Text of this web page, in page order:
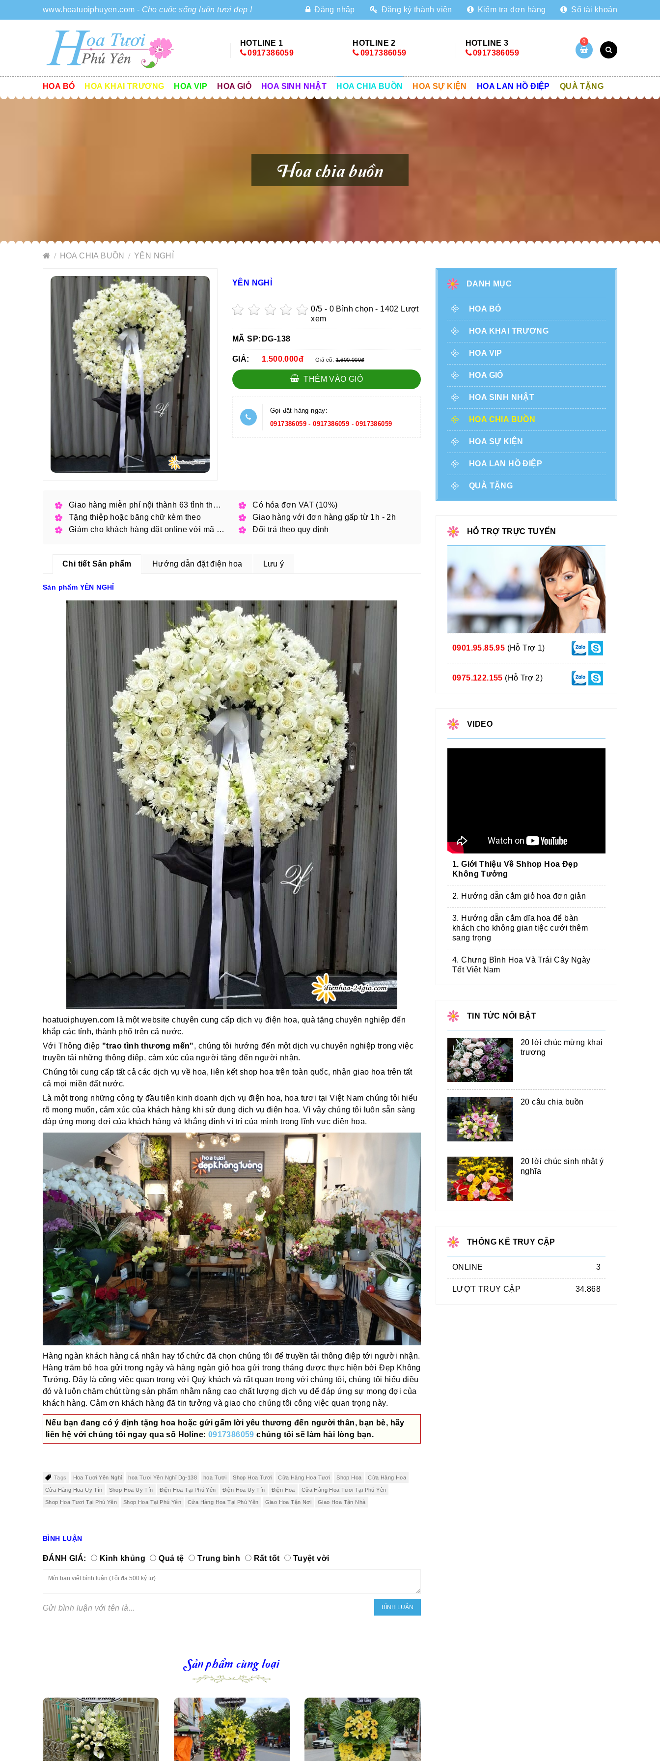
www.hoatuoiphuyen.com - Cho cuộc sống luôn tươi đẹp ! Đăng nhập Đăng ký thành viên Kiểm tra đơn hàng Số tài khoản
HOTLINE 1
0917386059
HOTLINE 2
0917386059
HOTLINE 3
0917386059
0
HOA BÓ HOA KHAI TRƯƠNG HOA VIP HOA GIỎ HOA SINH NHẬT HOA CHIA BUỒN HOA SỰ KIỆN HOA LAN HỒ ĐIỆP QUÀ TẶNG
Hoa chia buồn
HOA CHIA BUỒN YÊN NGHỈ
YÊN NGHỈ
0/5 - 0 Bình chọn - 1402 Lượt
xem
MÃ SP: DG-138
GIÁ: 1.500.000đ Giá cũ:1.600.000đ
THÊM VÀO GIỎ
Gọi đặt hàng ngay:
0917386059 -0917386059 -0917386059
Giao hàng miễn phí nội thành 63 tỉnh thành phố
Có hóa đơn VAT (10%)
Tặng thiệp hoặc băng chữ kèm theo
Giao hàng với đơn hàng gấp từ 1h - 2h
Giảm cho khách hàng đặt online với mã giảm giá
Đổi trả theo quy định
Chi tiết Sản phẩm Hướng dẫn đặt điện hoa Lưu ý
Sản phẩm YÊN NGHỈ
hoatuoiphuyen.com là một website chuyên cung cấp dịch vụ điện hoa, quà tặng chuyên nghiệp đến
khắp các tỉnh, thành phố trên cả nước.
Với Thông điệp "trao tình thương mến", chúng tôi hướng đến một dịch vụ chuyên nghiệp trong việc
truyền tải những thông điệp, cảm xúc của người tặng đến người nhận.
Chúng tôi cung cấp tất cả các dịch vụ về hoa, liên kết shop hoa trên toàn quốc, nhận giao hoa trên tất
cả mọi miền đất nước.
Là một trong những công ty đầu tiên kinh doanh dịch vụ điện hoa, hoa tươi tại Việt Nam chúng tôi hiểu
rõ mong muốn, cảm xúc của khách hàng khi sử dụng dịch vụ điện hoa. Vì vậy chúng tôi luôn sẵn sàng
đáp ứng mong đợi của khách hàng và khẳng định ví trí của mình trong lĩnh vực điện hoa.
Hàng ngàn khách hàng cá nhân hay tổ chức đã chọn chúng tôi để truyền tải thông điệp tới người nhận.
Hàng trăm bó hoa gửi trong ngày và hàng ngàn giỏ hoa gửi trong tháng được thực hiện bởi Đẹp Không
Tưởng. Đây là công việc quan trọng với Quý khách và rất quan trọng với chúng tôi, chúng tôi hiểu điều
đó và luôn chăm chút từng sản phẩm nhằm nâng cao chất lượng dịch vụ để đáp ứng sự mong đợi của
khách hàng. Cảm ơn khách hàng đã tin tưởng và giao cho chúng tôi công việc quan trọng này.
Nếu bạn đang có ý định tặng hoa hoặc gửi gấm lời yêu thương đến người thân, bạn bè, hãy
liên hệ với chúng tôi ngay qua số Holine: 0917386059 chúng tôi sẽ làm hài lòng bạn.
Tags Hoa Tươi Yên Nghỉ hoa Tươi Yên Nghỉ Dg-138 hoa Tươi Shop Hoa Tươi Cửa Hàng Hoa Tươi Shop Hoa Cửa Hàng Hoa
Cửa Hàng Hoa Uy Tín Shop Hoa Uy Tín Điện Hoa Tại Phú Yên Điện Hoa Uy Tín Điện Hoa Cửa Hàng Hoa Tươi Tại Phú Yên
Shop Hoa Tươi Tại Phú Yên Shop Hoa Tại Phú Yên Cửa Hàng Hoa Tại Phú Yên Giao Hoa Tận Nơi Giao Hoa Tận Nhà
BÌNH LUẬN
ĐÁNH GIÁ: Kinh khủng Quá tệ Trung bình Rất tốt Tuyệt vời
Gửi bình luận với tên là...
Sản phẩm cùng loại
DANH MỤC
HOA BÓ
HOA KHAI TRƯƠNG
HOA VIP
HOA GIỎ
HOA SINH NHẬT
HOA CHIA BUỒN
HOA SỰ KIỆN
HOA LAN HỒ ĐIỆP
QUÀ TẶNG
HỖ TRỢ TRỰC TUYẾN
0901.95.85.95 (Hỗ Trợ 1)
0975.122.155 (Hỗ Trợ 2)
VIDEO
1. Giới Thiệu Về Shhop Hoa Đẹp
Không Tưởng
2. Hướng dẫn cắm giỏ hoa đơn giản
3. Hướng dẫn cắm dĩa hoa để bàn
khách cho không gian tiệc cưới thêm
sang trọng
4. Chưng Bình Hoa Và Trái Cây Ngày
Tết Việt Nam
TIN TỨC NỔI BẬT
20 lời chúc mừng khai
trương
20 câu chia buồn
20 lời chúc sinh nhật ý
nghĩa
THỐNG KÊ TRUY CẬP
ONLINE 3
LƯỢT TRUY CẬP 34.868